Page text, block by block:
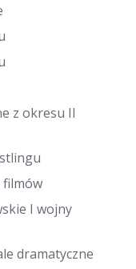
z okresu II
filmów
I wojny
dramatyczne